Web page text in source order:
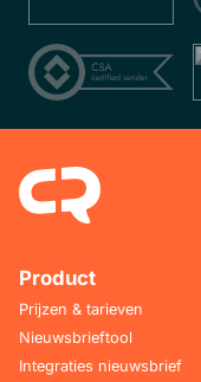
Product
Prijzen & tarieven
Nieuwsbrieftool
Integraties nieuwsbrief